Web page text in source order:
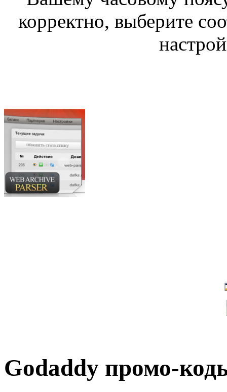
корректно, выберите
Godaddy промо-